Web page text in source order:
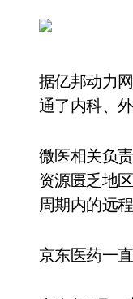
据亿邦动力
通了内科、
微医相关负
资源匮乏地
周期内的远
京东医药一